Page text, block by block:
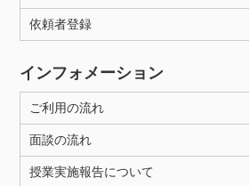
依頼者登録
インフォメーション
ご利用の流れ
面談の流れ
授業実施報告について